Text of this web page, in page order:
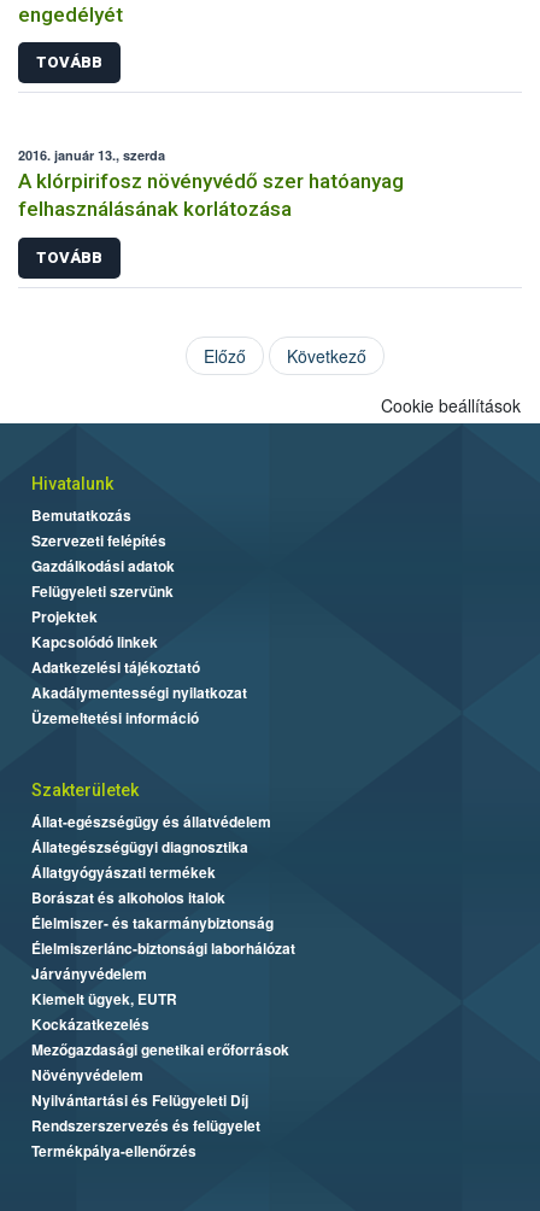
engedélyét
TOVÁBB
2016. január 13., szerda
A klórpirifosz növényvédő szer hatóanyag
felhasználásának korlátozása
TOVÁBB
Előző Következő
Cookie beállítások
Hivatalunk
Bemutatkozás
Szervezeti felépítés
Gazdálkodási adatok
Felügyeleti szervünk
Projektek
Kapcsolódó linkek
Adatkezelési tájékoztató
Akadálymentességi nyilatkozat
Üzemeltetési információ
Szakterületek
Állat-egészségügy és állatvédelem
Állategészségügyi diagnosztika
Állatgyógyászati termékek
Borászat és alkoholos italok
Élelmiszer- és takarmánybiztonság
Élelmiszerlánc-biztonsági laborhálózat
Járványvédelem
Kiemelt ügyek, EUTR
Kockázatkezelés
Mezőgazdasági genetikai erőforrások
Növényvédelem
Nyilvántartási és Felügyeleti Díj
Rendszerszervezés és felügyelet
Termékpálya-ellenőrzés